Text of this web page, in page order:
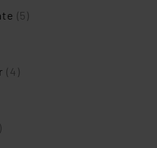
Daten in
(5)
(4)